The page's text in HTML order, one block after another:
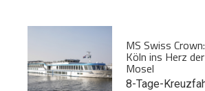
MS Swiss
Köln ins Herz der
Mosel
8-Tage-